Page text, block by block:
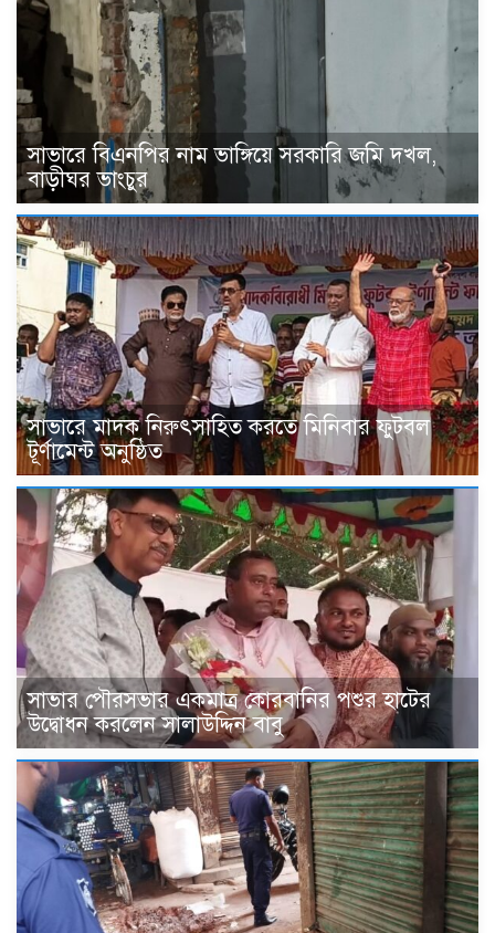
সাভারে বিএনপির নাম ভাঙ্গিয়ে সরকারি জমি দখল,
বাড়ীঘর ভাংচুর
সাভারে মাদক নিরুৎসাহিত করতে মিনিবার ফুটবল
টূর্ণামেন্ট অনুষ্ঠিত
সাভার পৌরসভার একমাত্র কোরবানির পশুর হাটের
উদ্বোধন করলেন সালাউদ্দিন বাবু